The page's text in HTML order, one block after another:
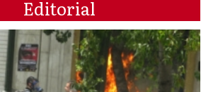
Editorial